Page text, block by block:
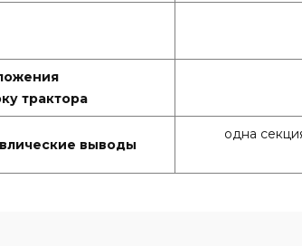
трактора
выводы
одна